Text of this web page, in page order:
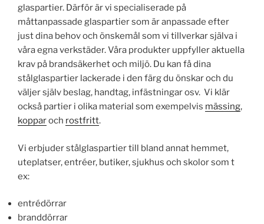
glaspartier. Därför är vi specialiserade på
måttanpassade glaspartier som är anpassade efter
just dina behov och önskemål som vi tillverkar själva i
våra egna verkstäder. Våra produkter uppfyller aktuella
krav på brandsäkerhet och miljö. Du kan få dina
stålglaspartier lackerade i den färg du önskar och du
väljer själv beslag, handtag, infästningar osv. Vi klär
också partier i olika material som exempelvis mässing,
kopparoch rostfritt.
Vi erbjuder stålglaspartier till bland annat hemmet,
uteplatser, entréer, butiker, sjukhus och skolor som t
ex:
entrédörrar
branddörrar